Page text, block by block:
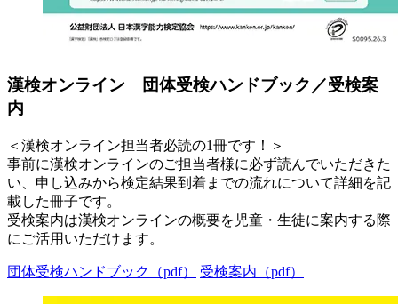
漢検オンライン 団体受検ハンドブック／受検案
内
＜漢検オンライン担当者必読の1冊です！＞
事前に漢検オンラインのご担当者様に必ず読んでいただきた
い、申し込みから検定結果到着までの流れについて詳細を記
載した冊子です。
受検案内は漢検オンラインの概要を児童・生徒に案内する際
にご活用いただけます。
団体受検ハンドブック（pdf） 受検案内（pdf）